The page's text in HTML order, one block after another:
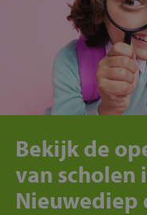
Bekijk de
van scholen
Nieuwediep